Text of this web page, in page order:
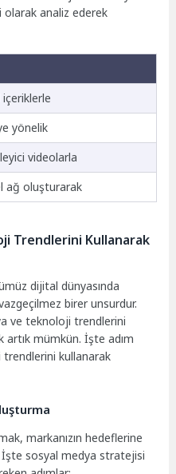
olarak analiz ederek
yönelik
videolarla
ağ oluşturarak
Trendlerini Kullanarak
dijital dünyasında
birer unsurdur.
ve teknoloji trendlerini
artık mümkün. İşte adım
kullanarak
markanızın hedeflerine
İşte sosyal medya stratejisi